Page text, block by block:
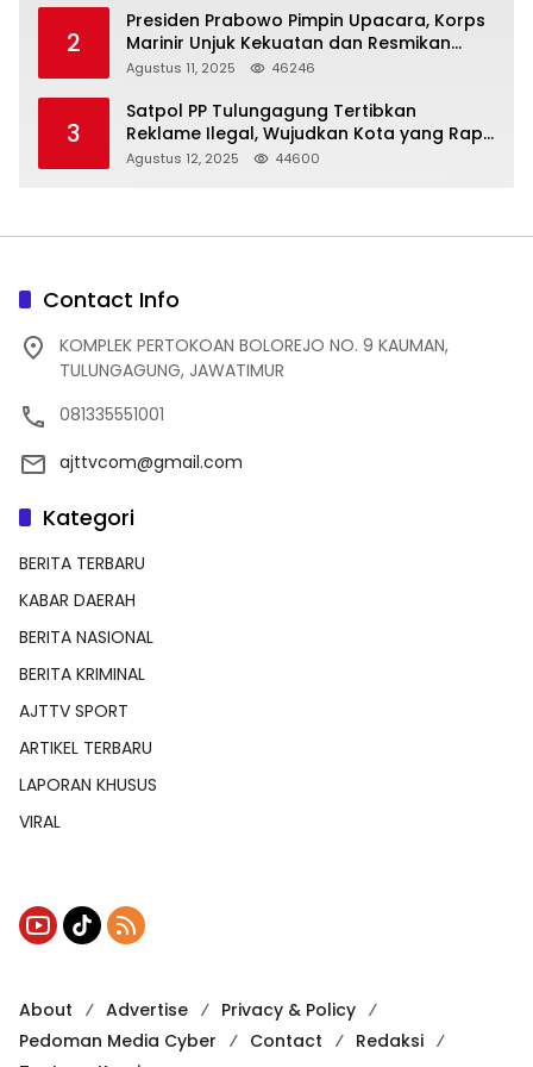
2
Presiden Prabowo Pimpin Upacara, Korps
Marinir Unjuk Kekuatan dan Resmikan
Struktur Baru
Agustus 11, 2025 46246
3
Satpol PP Tulungagung Tertibkan
Reklame Ilegal, Wujudkan Kota yang Rapi
dan Indah
Agustus 12, 2025 44600
Contact Info
KOMPLEK PERTOKOAN BOLOREJO NO. 9 KAUMAN,
TULUNGAGUNG, JAWATIMUR
081335551001
ajttvcom@gmail.com
Kategori
BERITA TERBARU
KABAR DAERAH
BERITA NASIONAL
BERITA KRIMINAL
AJTTV SPORT
ARTIKEL TERBARU
LAPORAN KHUSUS
VIRAL
About Advertise
Privacy & Policy
Pedoman Media Cyber
Contact
Redaksi